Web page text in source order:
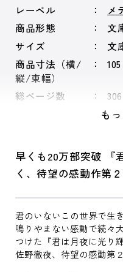
レーベル
メ
商品形態
文
サイズ
文
商品寸法（横/
縦/束幅）
総ページ数
も
早くも20万部突破 『
く、待望の感動作第２
君のいないこの世界で生
鳴りやまない感動で続々
つけた『君は月夜に光り
佐野徹夜、待望の感動第